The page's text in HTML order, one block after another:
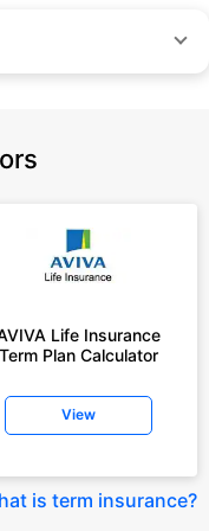
any particular insurer
a 1 crore term life
with no pre-existing
to nearest 10
cover upto 30 years
Life Insurance
Term Plan Calculator
View
is term insurance?